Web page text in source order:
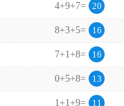
4+9+7= 20
8+3+5= 16
7+1+8= 16
0+5+8= 13
1+1+9= 11